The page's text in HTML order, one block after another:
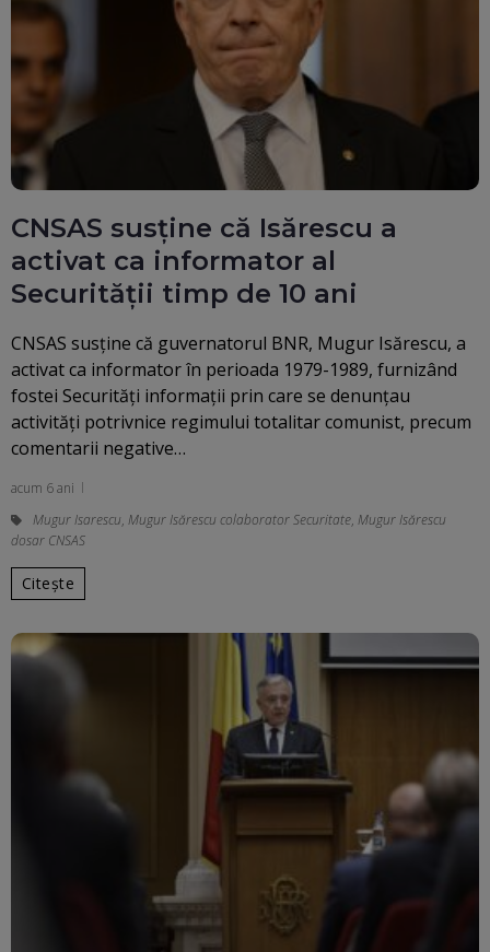
CNSAS susține că Isărescu a
activat ca informator al
Securităţii timp de 10 ani
CNSAS susţine că guvernatorul BNR, Mugur Isărescu, a
activat ca informator în perioada 1979-1989, furnizând
fostei Securităţi informaţii prin care se denunţau
activităţi potrivnice regimului totalitar comunist, precum
comentarii negative…
acum 6 ani
Mugur Isarescu, Mugur Isărescu colaborator Securitate, Mugur Isărescu
dosar CNSAS
Citește